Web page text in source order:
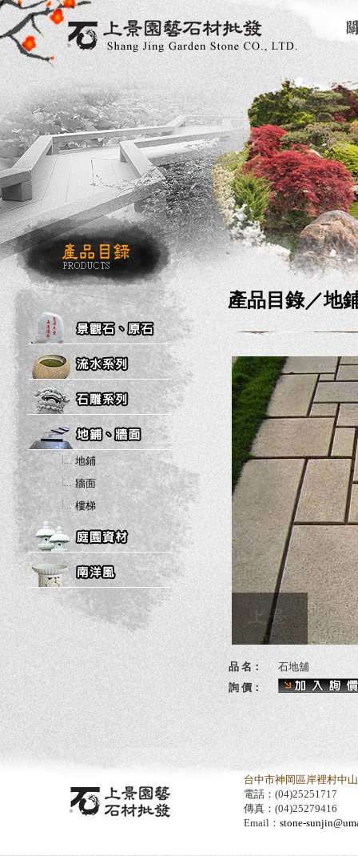
地鋪
牆面
樓梯
產品目錄／地
品 名：
石地舖
詢 價：
台中市神岡區岸裡村中
電話：(04)25251717
傳真：(04)25279416
Email： stone-